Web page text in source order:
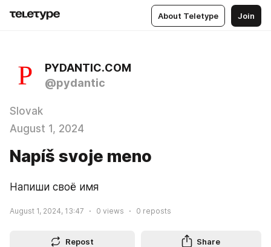
About Teletype Join
PYDANTIC.COM
@pydantic
Slovak
August 1, 2024
Napíš svoje meno
Напиши своё имя
August 1, 2024, 13:47 0 views 0 reposts
Repost Share